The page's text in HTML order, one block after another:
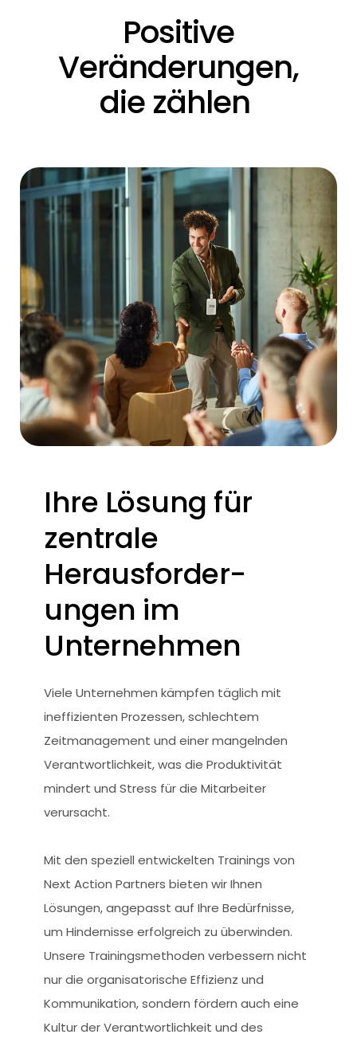
Positive
Veränderungen,
die zählen
Ihre Lösung für
zentrale
Herausforder­
ungen im
Unternehmen
Viele Unternehmen kämpfen täglich mit
ineffizienten Prozessen, schlechtem
Zeitmanagement und einer mangelnden
Verantwortlichkeit, was die Produktivität
mindert und Stress für die Mitarbeiter
verursacht.
Mit den speziell entwickelten Trainings von
Next Action Partners bieten wir Ihnen
Lösungen, angepasst auf Ihre Bedürfnisse,
um Hindernisse erfolgreich zu überwinden.
Unsere Trainingsmethoden verbessern nicht
nur die organisatorische Effizienz und
Kommunikation, sondern fördern auch eine
Kultur der Verantwortlichkeit und des